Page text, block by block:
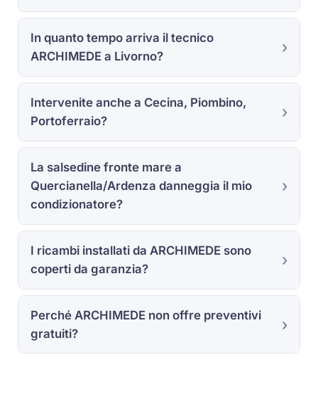
In quanto tempo arriva il tecnico
ARCHIMEDE a Livorno?
Intervenite anche a Cecina, Piombino,
Portoferraio?
La salsedine fronte mare a
Quercianella/Ardenza danneggia il mio
condizionatore?
I ricambi installati da ARCHIMEDE sono
coperti da garanzia?
Perché ARCHIMEDE non offre preventivi
gratuiti?